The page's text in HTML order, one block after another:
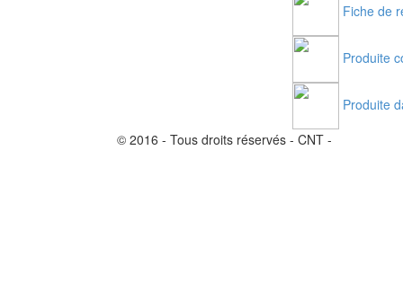
Fiche de
Produite
Produite
© 2016 - Tous droits réservés - CNT -